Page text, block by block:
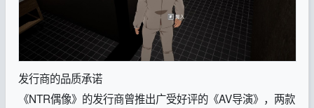
发行商的品质承诺
《NTR偶像》的发行商曾推出广受好评的《AV导演》，两款